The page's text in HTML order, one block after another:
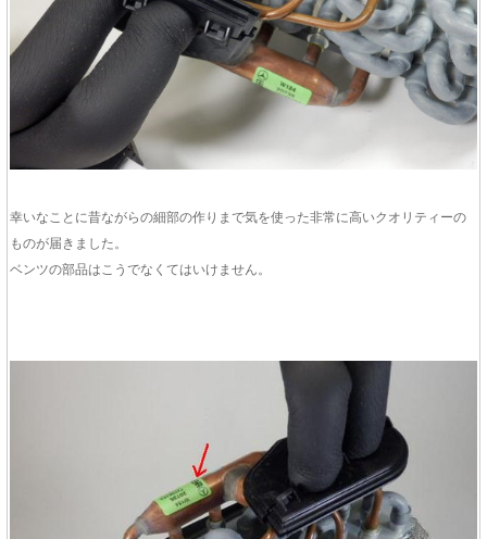
幸いなことに昔ながらの細部の作りまで気を使った非常に高いクオリティーの
ものが届きました。
ベンツの部品はこうでなくてはいけません。